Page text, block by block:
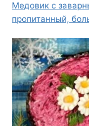
Медовик с
пропитанный,